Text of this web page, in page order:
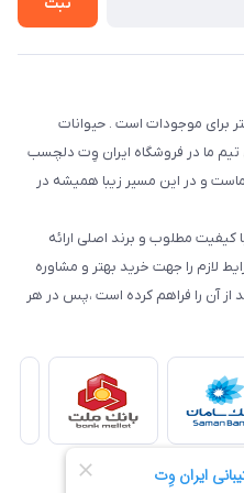
برای موجودات است . حیوانات
تیم ما در فروشگاه ایران وِت دلچسب
و در این مسیر زیبا همیشه در
مطلوب و برند اصلی ارائه
لازم را جهت خرید بهتر و مشاوره
از آن را فراهم کرده است ،پس در هر